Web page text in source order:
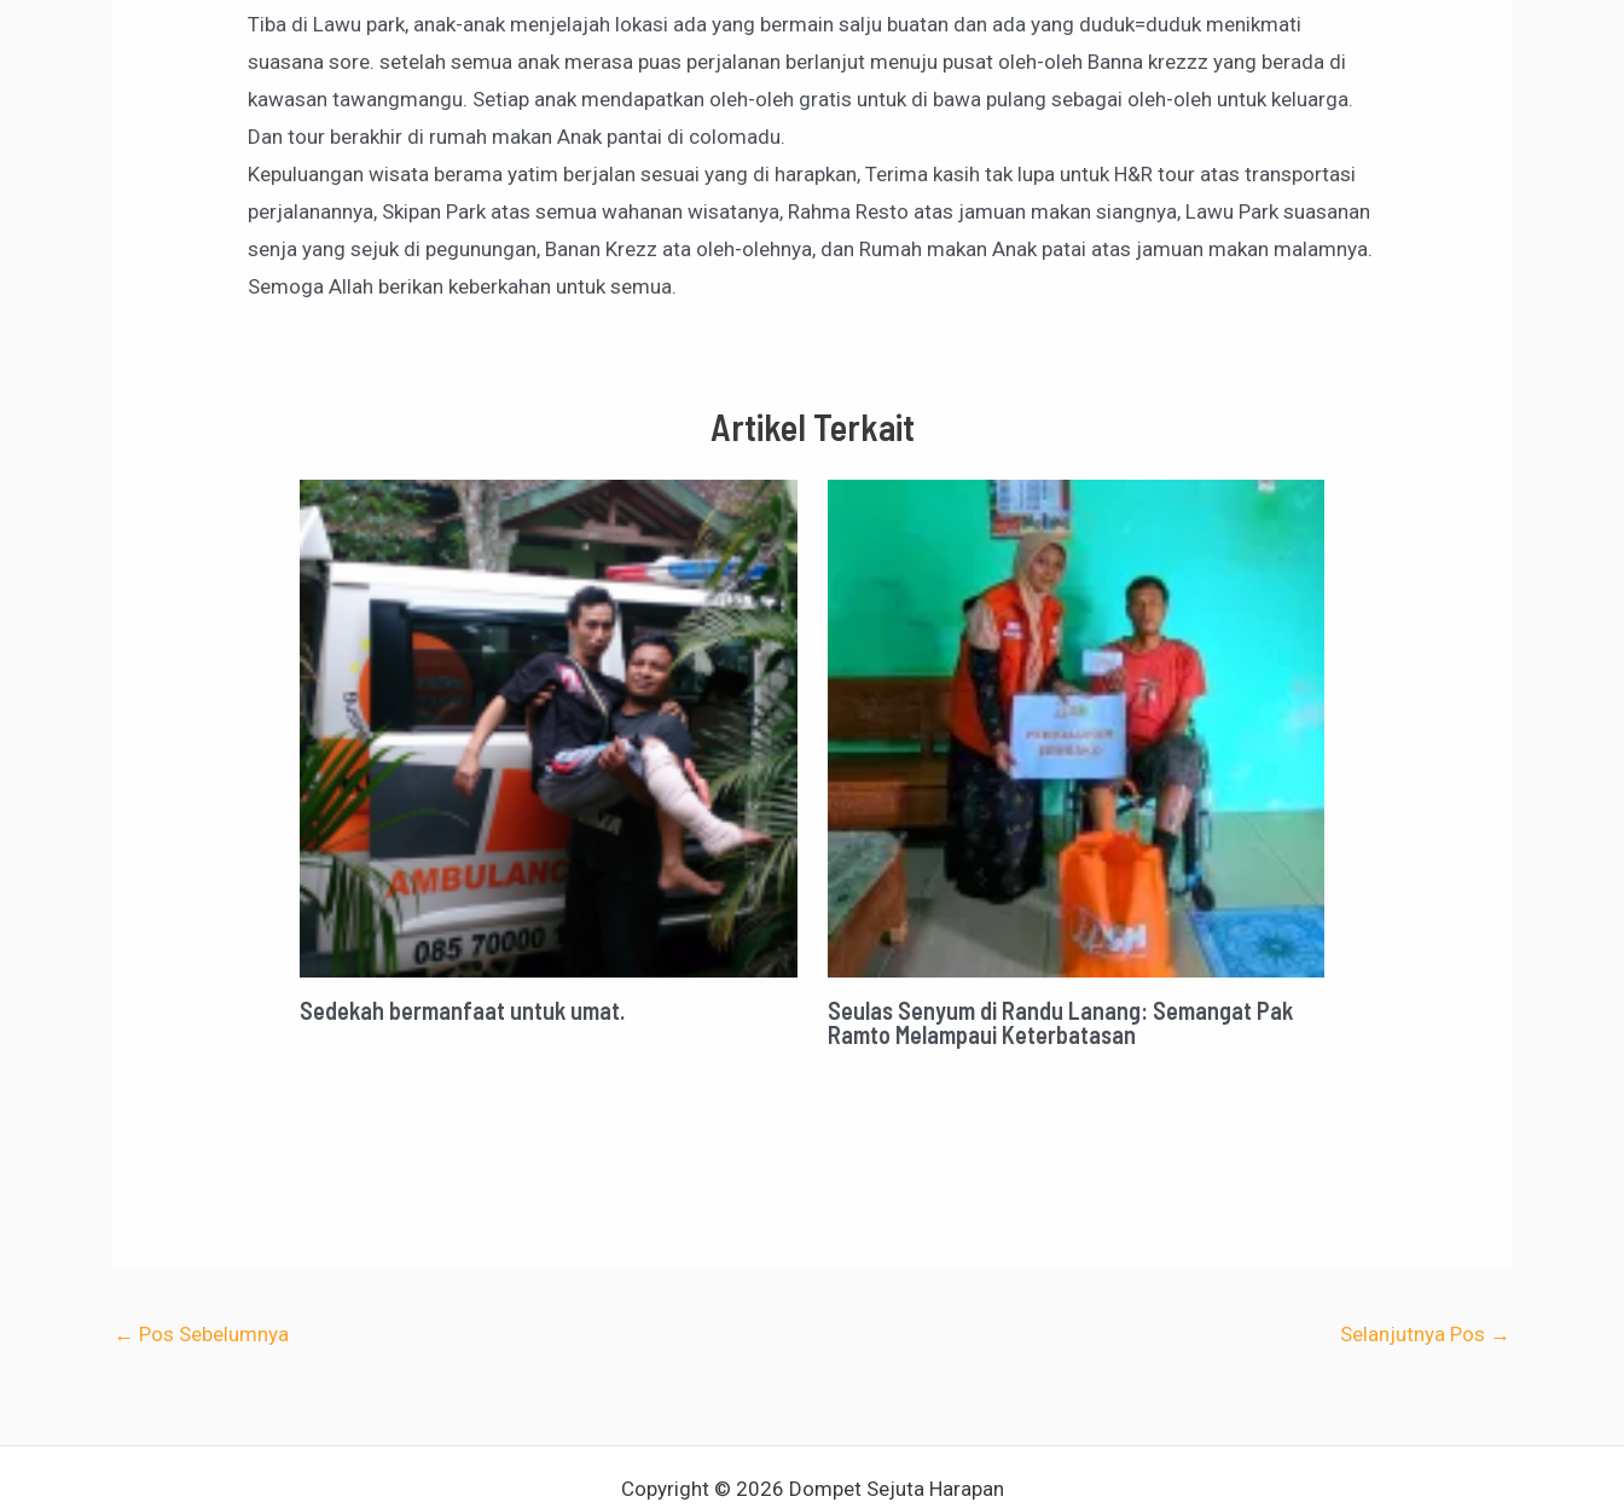
Tiba di Lawu park, anak-anak menjelajah lokasi ada yang bermain salju buatan dan ada yang duduk=duduk menikmati
suasana sore. setelah semua anak merasa puas perjalanan berlanjut menuju pusat oleh-oleh Banna krezzz yang berada di
kawasan tawangmangu. Setiap anak mendapatkan oleh-oleh gratis untuk di bawa pulang sebagai oleh-oleh untuk keluarga.
Dan tour berakhir di rumah makan Anak pantai di colomadu.
Kepuluangan wisata berama yatim berjalan sesuai yang di harapkan, Terima kasih tak lupa untuk H&R tour atas transportasi
perjalanannya, Skipan Park atas semua wahanan wisatanya, Rahma Resto atas jamuan makan siangnya, Lawu Park suasanan
senja yang sejuk di pegunungan, Banan Krezz ata oleh-olehnya, dan Rumah makan Anak patai atas jamuan makan malamnya.
Semoga Allah berikan keberkahan untuk semua.
Artikel Terkait
Sedekah bermanfaat untuk umat.
Seulas Senyum di Randu Lanang: Semangat Pak
Ramto Melampaui Keterbatasan
← Pos Sebelumnya Selanjutnya Pos →
Copyright © 2026 Dompet Sejuta Harapan